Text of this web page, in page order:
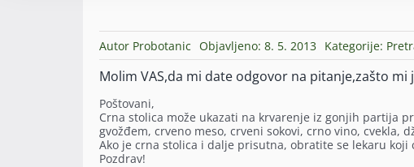
Autor Probotanic Objavljeno: 8. 5. 2013 Kategorije:
Molim VAS,da mi date odgovor na pitanje,zašto mi
Poštovani,
Crna stolica može ukazati na krvarenje iz gonjih partija
gvožđem, crveno meso, crveni sokovi, crno vino,
Ako je crna stolica i dalje prisutna, obratite se lekaru koji
Pozdrav!